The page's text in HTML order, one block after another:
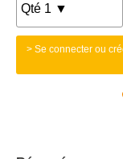
> Se connecter ou